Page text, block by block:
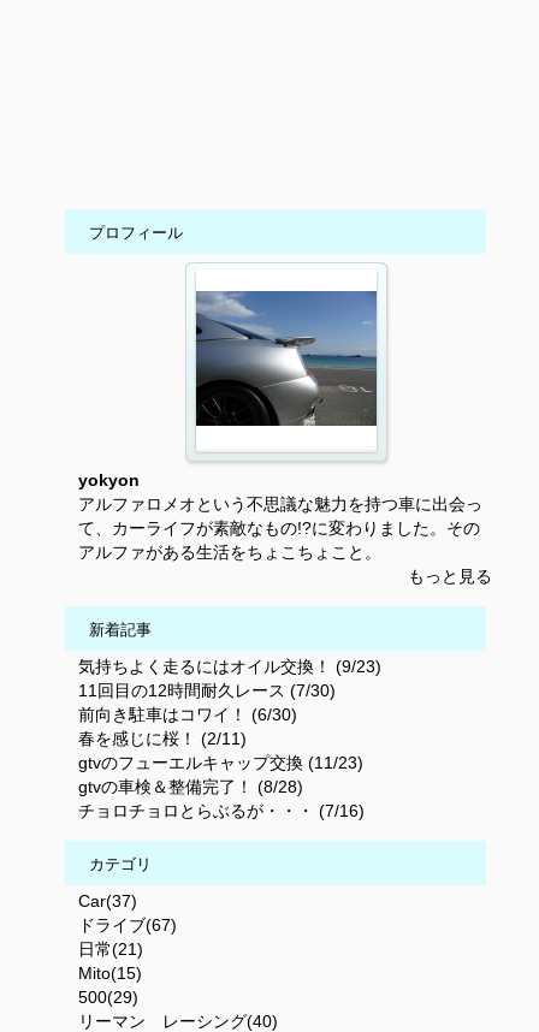
プロフィール
yokyon
アルファロメオという不思議な魅力を持つ車に出会っ
て、カーライフが素敵なもの!?に変わりました。その
アルファがある生活をちょこちょこと。
もっと見る
新着記事
気持ちよく走るにはオイル交換！ (9/23)
11回目の12時間耐久レース (7/30)
前向き駐車はコワイ！ (6/30)
春を感じに桜！ (2/11)
gtvのフューエルキャップ交換 (11/23)
gtvの車検＆整備完了！ (8/28)
チョロチョロとらぶるが・・・ (7/16)
カテゴリ
Car(37)
ドライブ(67)
日常(21)
Mito(15)
500(29)
リーマン レーシング(40)